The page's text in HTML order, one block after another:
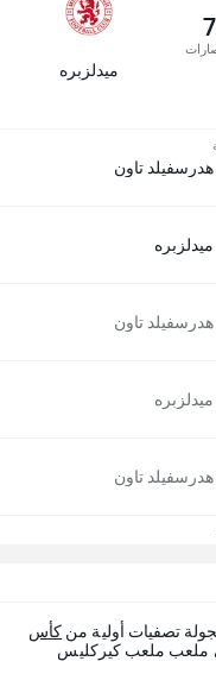
7
ميدلزبره
هدرسفيلد تاون
ميدلزبره
هدرسفيلد تاون
ميدلزبره
هدرسفيلد تاون
تصفيات أولية من كأس
٨ أغسطس ٢٠٢٣، على ملعب ملعب كيركليس